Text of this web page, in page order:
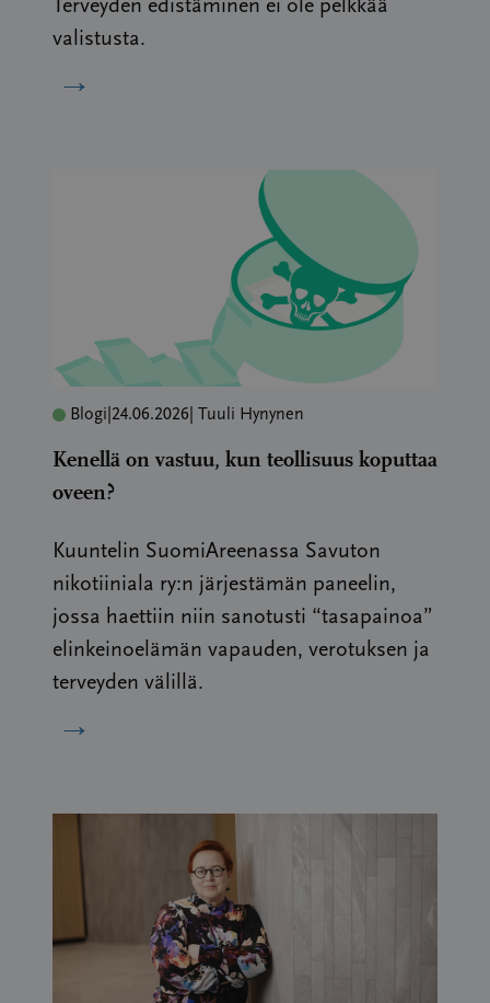
Terveyden edistäminen ei ole pelkkää
valistusta.
→
Blogi 24.06.2026 | Tuuli Hynynen
Kenellä on vastuu, kun teollisuus koputtaa
oveen?
Kuuntelin SuomiAreenassa Savuton
nikotiiniala ry:n järjestämän paneelin,
jossa haettiin niin sanotusti “tasapainoa”
elinkeinoelämän vapauden, verotuksen ja
terveyden välillä.
→